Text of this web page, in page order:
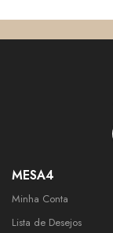
MESA4
Minha Conta
Lista de Desejos